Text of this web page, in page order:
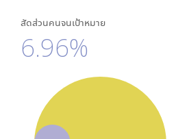
สัดส่วนคนจนเป้าหมาย
6.96%